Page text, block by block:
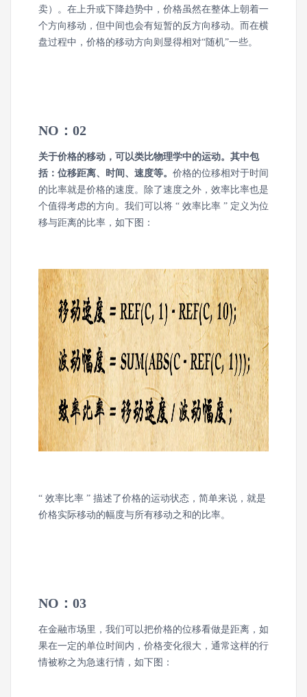
卖）。在上升或下降趋势中，价格虽然在整体上朝着一
个方向移动，但中间也会有短暂的反方向移动。而在横
盘过程中，价格的移动方向则显得相对“随机”一些。
NO：02
关于价格的移动，可以类比物理学中的运动。其中包
括：位移距离、时间、速度等。 价格的位移相对于时间
的比率就是价格的速度。除了速度之外，效率比率也是
个值得考虑的方向。我们可以将 “ 效率比率 ” 定义为位
移与距离的比率，如下图：
“ 效率比率 ” 描述了价格的运动状态，简单来说，就是
价格实际移动的幅度与所有移动之和的比率。
NO：03
在金融市场里，我们可以把价格的位移看做是距离，如
果在一定的单位时间内，价格变化很大，通常这样的行
情被称之为急速行情，如下图：